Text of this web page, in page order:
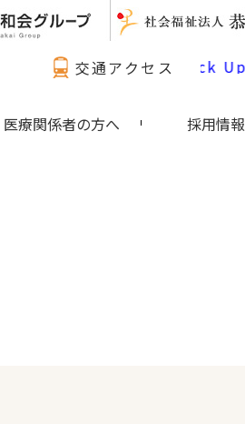
交通アクセス
最新情報 Pick Up!
医療関係者の方へ 採用情報